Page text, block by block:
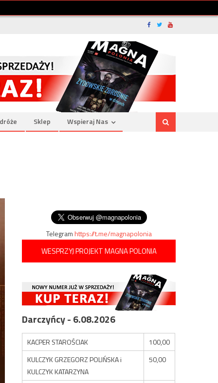
Sklep Wspieraj Nas
Telegramhttps://t.me/magnapolonia
WESPRZYJ PROJEKT MAGNA POLONIA
Darczyńcy - 6.08.2026
KACPER STAROŚCIAK
100,00
KULCZYK GRZEGORZ POLIŃSKA i
KULCZYK KATARZYNA
50,00